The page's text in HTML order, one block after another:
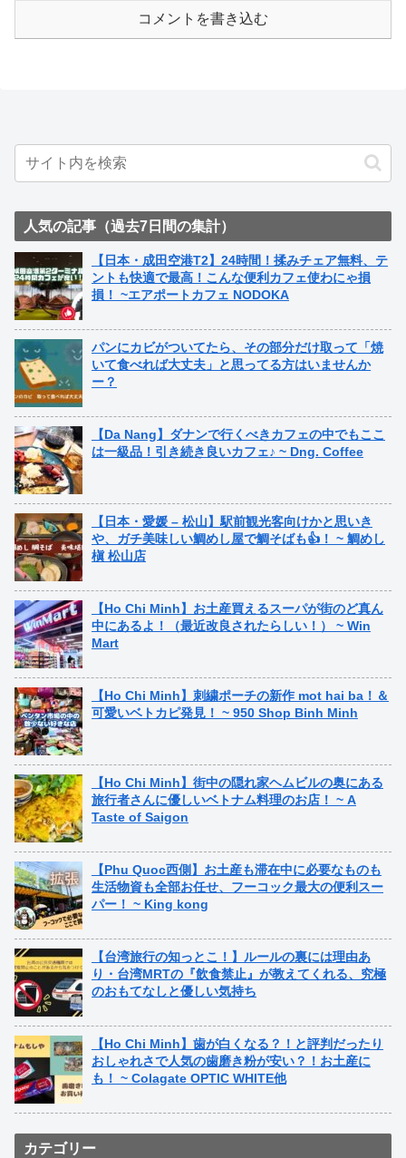
コメントを書き込む
人気の記事（過去7日間の集計）
【日本・成田空港T2】24時間！揉みチェア無料、テ
ントも快適で最高！こんな便利カフェ使わにゃ損
損！ ~エアポートカフェ NODOKA
パンにカビがついてたら、その部分だけ取って「焼
いて食べれば大丈夫」と思ってる方はいませんか
ー？
【Da Nang】ダナンで行くべきカフェの中でもここ
は一級品！引き続き良いカフェ♪ ~ Dng. Coffee
【日本・愛媛 – 松山】駅前観光客向けかと思いき
や、ガチ美味しい鯛めし屋で鯛そばも👍！ ~ 鯛めし
槇 松山店
【Ho Chi Minh】お土産買えるスーパが街のど真ん
中にあるよ！（最近改良されたらしい！） ~ Win
Mart
【Ho Chi Minh】刺繍ポーチの新作 mot hai ba！＆
可愛いベトカピ発見！ ~ 950 Shop Binh Minh
【Ho Chi Minh】街中の隠れ家ヘムビルの奥にある
旅行者さんに優しいベトナム料理のお店！ ~ A
Taste of Saigon
【Phu Quoc西側】お土産も滞在中に必要なものも
生活物資も全部お任せ、フーコック最大の便利スー
パー！ ~ King kong
【台湾旅行の知っとこ！】ルールの裏には理由あ
り・台湾MRTの『飲食禁止』が教えてくれる、究極
のおもてなしと優しい気持ち
【Ho Chi Minh】歯が白くなる？！と評判だったり
おしゃれさで人気の歯磨き粉が安い？！お土産に
も！ ~ Colagate OPTIC WHITE他
カテゴリー